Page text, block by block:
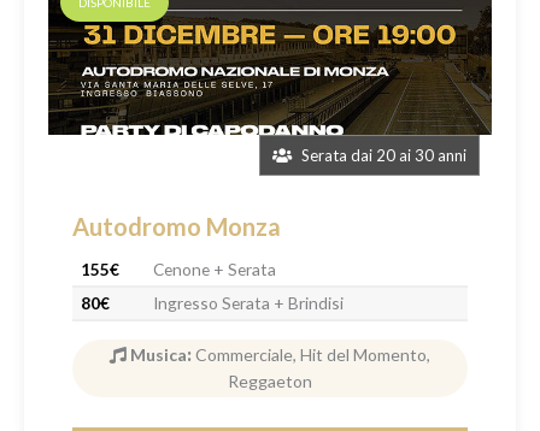
Serata dai 20 ai 30 anni
DISPONIBILE
Autodromo Monza
155€
Cenone + Serata
80€
Ingresso Serata + Brindisi
Musica: Commerciale, Hit del Momento,
Reggaeton